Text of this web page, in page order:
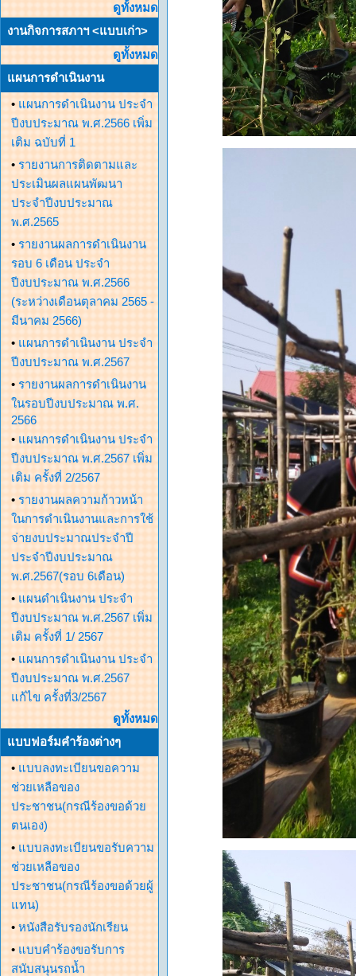
ดูทั้งหมด
งานกิจการสภาฯ <แบบเก่า>
ดูทั้งหมด
แผนการดำเนินงาน
• แผนการดำเนินงาน ประจำ
ปีงบประมาณ พ.ศ.2566 เพิ่ม
เติม ฉบับที่ 1
• รายงานการติดตามและ
ประเมินผลแผนพัฒนา
ประจำปีงบประมาณ
พ.ศ.2565
• รายงานผลการดำเนินงาน
รอบ 6 เดือน ประจำ
ปีงบประมาณ พ.ศ.2566
(ระหว่างเดือนตุลาคม 2565 -
มีนาคม 2566)
• แผนการดำเนินงาน ประจำ
ปีงบประมาณ พ.ศ.2567
• รายงานผลการดำเนินงาน
ในรอบปีงบประมาณ พ.ศ.
2566
• แผนการดำเนินงาน ประจำ
ปีงบประมาณ พ.ศ.2567 เพิ่ม
เติม ครั้งที่ 2/2567
• รายงานผลความก้าวหน้า
ในการดำเนินงานและการใช้
จ่ายงบประมาณประจำปี
ประจำปีงบประมาณ
พ.ศ.2567(รอบ 6เดือน)
• แผนดำเนินงาน ประจำ
ปีงบประมาณ พ.ศ.2567 เพิ่ม
เติม ครั้งที่ 1/ 2567
• แผนการดำเนินงาน ประจำ
ปีงบประมาณ พ.ศ.2567
แก้ไข ครั้งที่3/2567
ดูทั้งหมด
แบบฟอร์มคำร้องต่างๆ
• แบบลงทะเบียนขอความ
ช่วยเหลือของ
ประชาชน(กรณีร้องขอด้วย
ตนเอง)
• แบบลงทะเบียนขอรับความ
ช่วยเหลือของ
ประชาชน(กรณีร้องขอด้วยผู้
แทน)
• หนังสือรับรองนักเรียน
• แบบคำร้องขอรับการ
สนับสนุนรถน้ำ